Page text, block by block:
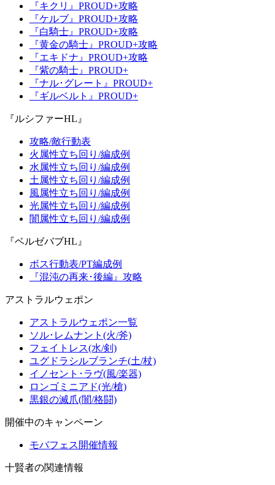
『キクリ』PROUD+攻略
『ケルブ』PROUD+攻略
『白騎士』PROUD+攻略
『黄金の騎士』PROUD+攻略
『エキドナ』PROUD+攻略
『紫の騎士』PROUD+
『ナル･グレート』PROUD+
『ギルベルト』PROUD+
『ルシファーHL』
攻略/敵行動表
火属性立ち回り/編成例
水属性立ち回り/編成例
土属性立ち回り/編成例
風属性立ち回り/編成例
光属性立ち回り/編成例
闇属性立ち回り/編成例
『ベルゼバブHL』
ボス行動表/PT編成例
『混沌の再来･後編』攻略
アストラルウェポン
アストラルウェポン一覧
ソル･レムナント(火/斧)
フェイトレス(水/剣)
ユグドラシルブランチ(土/杖)
イノセント･ラヴ(風/楽器)
ロンゴミニアド(光/槍)
黒銀の滅爪(闇/格闘)
開催中のキャンペーン
モバフェス開催情報
十賢者の関連情報